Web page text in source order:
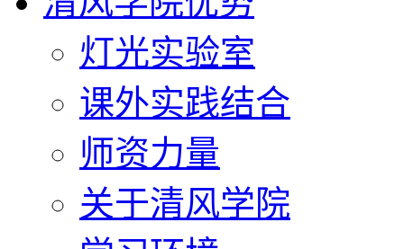
灯光实验室
课外实践结合
师资力量
关于清风学院